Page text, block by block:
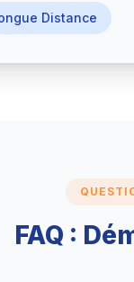
Distance
FAQ :